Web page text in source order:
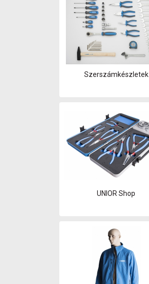
Szerszámkészletek
UNIOR Shop